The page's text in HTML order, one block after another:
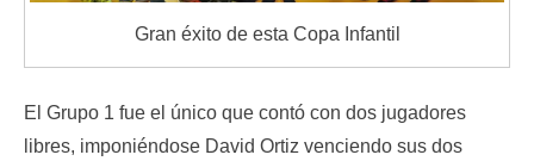
Gran éxito de esta Copa Infantil
El Grupo 1 fue el único que contó con dos jugadores
libres, imponiéndose David Ortiz venciendo sus dos